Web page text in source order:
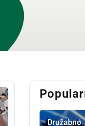
Družabno